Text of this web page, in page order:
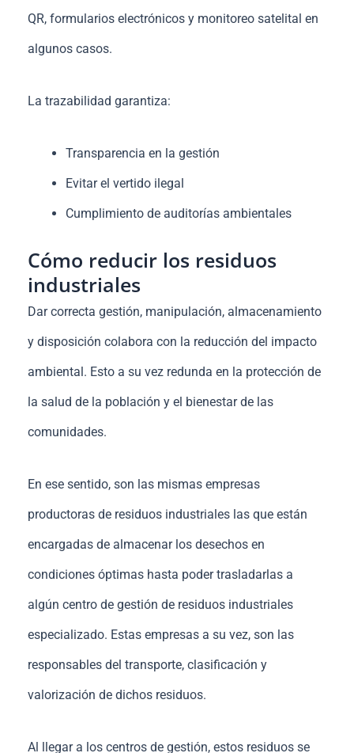
QR, formularios electrónicos y monitoreo satelital en
algunos casos.
La trazabilidad garantiza:
Transparencia en la gestión
Evitar el vertido ilegal
Cumplimiento de auditorías ambientales
Cómo reducir los residuos
industriales
Dar correcta gestión, manipulación, almacenamiento
y disposición colabora con la reducción del impacto
ambiental. Esto a su vez redunda en la protección de
la salud de la población y el bienestar de las
comunidades.
En ese sentido, son las mismas empresas
productoras de residuos industriales las que están
encargadas de almacenar los desechos en
condiciones óptimas hasta poder trasladarlas a
algún centro de gestión de residuos industriales
especializado. Estas empresas a su vez, son las
responsables del transporte, clasificación y
valorización de dichos residuos.
Al llegar a los centros de gestión, estos residuos se